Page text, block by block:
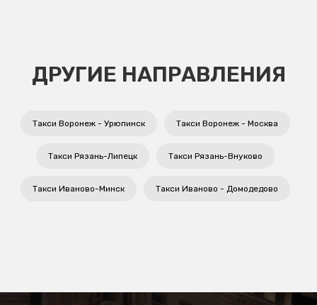
ДРУГИЕ НАПРАВЛЕНИЯ
Такси Воронеж - Урюпинск Такси Воронеж - Москва
Такси Рязань-Липецк Такси Рязань-Внуково
Такси Иваново-Минск Такси Иваново - Домодедово